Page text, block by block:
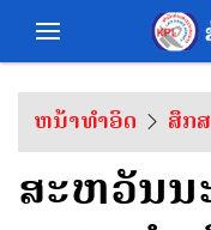
ຫນ້າທຳອິດ ສຶກ
ສະຫວັນນ